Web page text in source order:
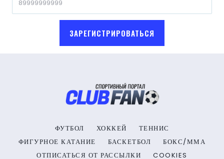
ЗАРЕГИСТРИРОВАТЬСЯ
ФУТБОЛ ХОККЕЙ
ТЕННИС
ФИГУРНОЕ КАТАНИЕ
БАСКЕТБОЛ
БОКС/ММА
ОТПИСАТЬСЯ ОТ РАССЫЛКИ
COOKIES